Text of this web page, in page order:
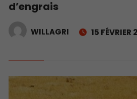
d’engrais
WILLAGRI 15 FÉVRIER